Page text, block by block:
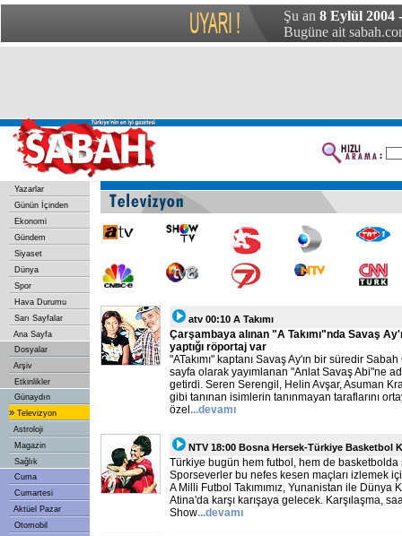
Şu an 8 Eylül 2004
Bugüne ait
Yazarlar
Günün İçinden
Ekonomi
Gündem
Siyaset
Dünya
Spor
Hava Durumu
Sarı Sayfalar
Ana Sayfa
Dosyalar
Arşiv
Etkinlikler
Günaydın
» Televizyon
Astroloji
Magazin
Sağlık
Cuma
Cumartesi
Aktüel Pazar
Otomobil
atv 00:10 A Takımı
Çarşambaya alınan "A Takımı"nda Savaş
yaptığı röportaj var
"ATakımı" kaptanı Savaş Ay'ın bir süredir
sayfa olarak yayımlanan "Anlat Savaş Abi"ne
getirdi. Seren Serengil, Helin Avşar, Asuman
gibi tanınan isimlerin tanınmayan taraflarını
özel ...devamı
NTV 18:00 Bosna Hersek-Türkiye Basketbol
Türkiye bugün hem futbol, hem de basketbolda
Sporseverler bu nefes kesen maçları izlemek
A Milli Futbol Takımımız, Yunanistan ile Dünya
Atina'da karşı karışaya gelecek. Karşılaşma,
Show...devamı